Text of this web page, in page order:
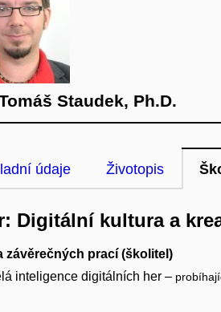
Staudek, Ph.D.
údaje Životopis
Digitální kultura a
závěrečných prací (školitel)
inteligence digitálních her –